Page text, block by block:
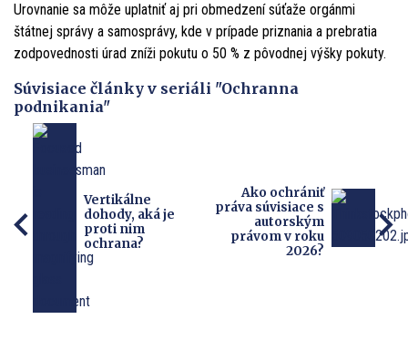
Urovnanie sa môže uplatniť aj pri obmedzení súťaže orgánmi
štátnej správy a samosprávy, kde v prípade priznania a prebratia
zodpovednosti úrad zníži pokutu o 50 % z pôvodnej výšky pokuty.
Súvisiace články v seriáli "Ochranna
podnikania"
Vertikálne
dohody, aká je
proti nim
ochrana?
Ako ochrániť
práva súvisiace s
autorským
právom v roku
2026?